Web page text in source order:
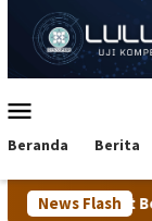
konten
Mobile
Beranda Berita
News Flash
Personel Dit